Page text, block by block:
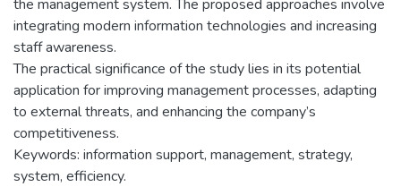
the management system. The proposed approaches involve
integrating modern information technologies and increasing
staff awareness.
The practical significance of the study lies in its potential
application for improving management processes, adapting
to external threats, and enhancing the company’s
competitiveness.
Keywords: information support, management, strategy,
system, efficiency.